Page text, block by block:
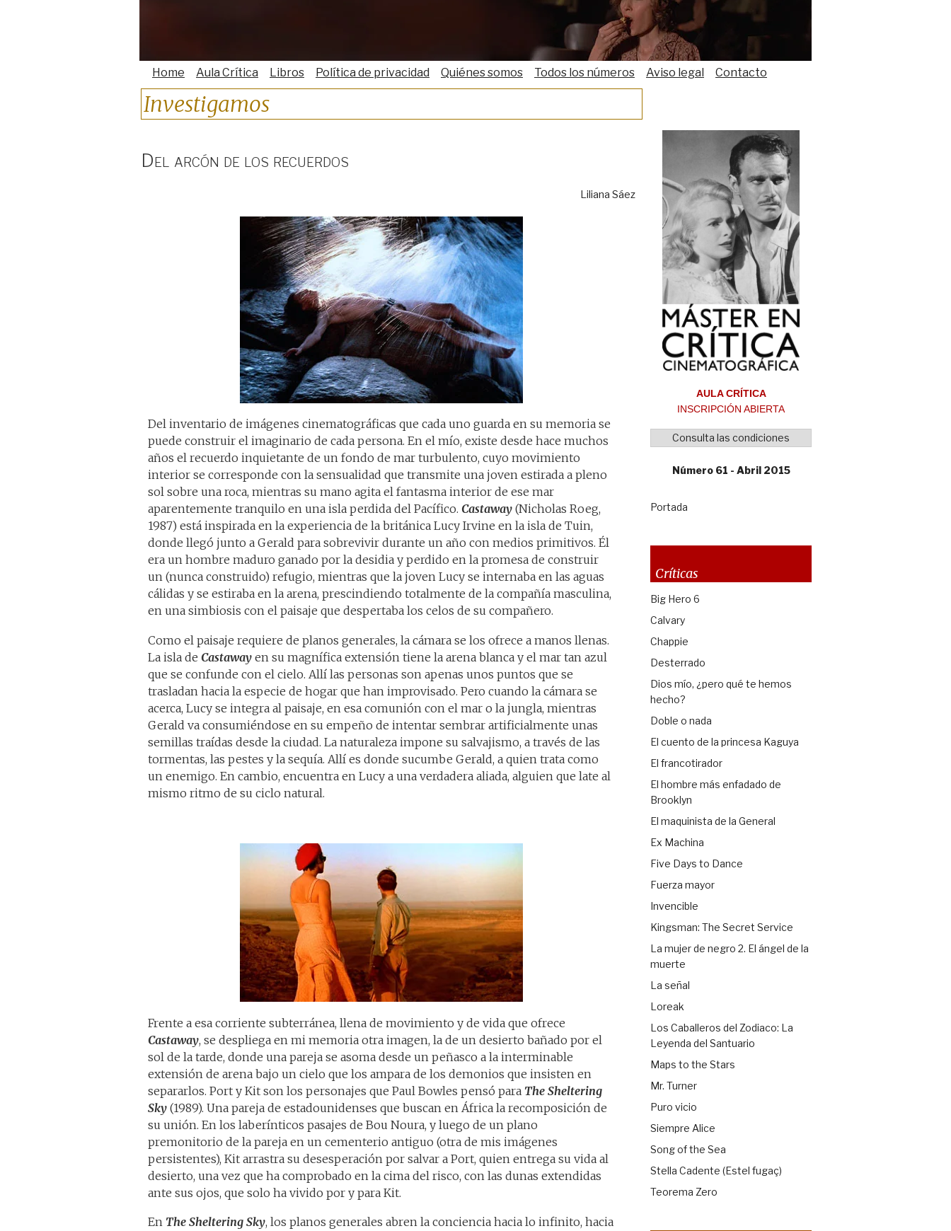
Home Aula Crítica Libros Política de privacidad Quiénes somos Todos los números Aviso legal Contacto
Investigamos
Del arcón de los recuerdos
Liliana Sáez
Del inventario de imágenes cinematográficas que cada uno guarda en su memoria se
puede construir el imaginario de cada persona. En el mío, existe desde hace muchos
años el recuerdo inquietante de un fondo de mar turbulento, cuyo movimiento
interior se corresponde con la sensualidad que transmite una joven estirada a pleno
sol sobre una roca, mientras su mano agita el fantasma interior de ese mar
aparentemente tranquilo en una isla perdida del Pacífico. Castaway (Nicholas Roeg,
1987) está inspirada en la experiencia de la británica Lucy Irvine en la isla de Tuin,
donde llegó junto a Gerald para sobrevivir durante un año con medios primitivos. Él
era un hombre maduro ganado por la desidia y perdido en la promesa de construir
un (nunca construido) refugio, mientras que la joven Lucy se internaba en las aguas
cálidas y se estiraba en la arena, prescindiendo totalmente de la compañía masculina,
en una simbiosis con el paisaje que despertaba los celos de su compañero.
Como el paisaje requiere de planos generales, la cámara se los ofrece a manos llenas.
La isla de Castaway en su magnífica extensión tiene la arena blanca y el mar tan azul
que se confunde con el cielo. Allí las personas son apenas unos puntos que se
trasladan hacia la especie de hogar que han improvisado. Pero cuando la cámara se
acerca, Lucy se integra al paisaje, en esa comunión con el mar o la jungla, mientras
Gerald va consumiéndose en su empeño de intentar sembrar artificialmente unas
semillas traídas desde la ciudad. La naturaleza impone su salvajismo, a través de las
tormentas, las pestes y la sequía. Allí es donde sucumbe Gerald, a quien trata como
un enemigo. En cambio, encuentra en Lucy a una verdadera aliada, alguien que late al
mismo ritmo de su ciclo natural.
Frente a esa corriente subterránea, llena de movimiento y de vida que ofrece
Castaway, se despliega en mi memoria otra imagen, la de un desierto bañado por el
sol de la tarde, donde una pareja se asoma desde un peñasco a la interminable
extensión de arena bajo un cielo que los ampara de los demonios que insisten en
separarlos. Port y Kit son los personajes que Paul Bowles pensó para The Sheltering
Sky (1989). Una pareja de estadounidenses que buscan en África la recomposición de
su unión. En los laberínticos pasajes de Bou Noura, y luego de un plano
premonitorio de la pareja en un cementerio antiguo (otra de mis imágenes
persistentes), Kit arrastra su desesperación por salvar a Port, quien entrega su vida al
desierto, una vez que ha comprobado en la cima del risco, con las dunas extendidas
ante sus ojos, que solo ha vivido por y para Kit.
En The Sheltering Sky, los planos generales abren la conciencia hacia lo infinito, hacia
AULA CRÍTICA
INSCRIPCIÓN ABIERTA
Consulta las condiciones
Número 61 - Abril 2015
Portada
Críticas
Big Hero 6
Calvary
Chappie
Desterrado
Dios mío, ¿pero qué te hemos
hecho?
Doble o nada
El cuento de la princesa Kaguya
El francotirador
El hombre más enfadado de
Brooklyn
El maquinista de la General
Ex Machina
Five Days to Dance
Fuerza mayor
Invencible
Kingsman: The Secret Service
La mujer de negro 2. El ángel de la
muerte
La señal
Loreak
Los Caballeros del Zodiaco: La
Leyenda del Santuario
Maps to the Stars
Mr. Turner
Puro vicio
Siempre Alice
Song of the Sea
Stella Cadente (Estel fugaç)
Teorema Zero